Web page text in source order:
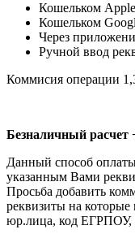
Кошельком
Кошельком
Через
Ручной ввод
Коммисия операции
Безналичный расчет
Данный способ
указанным Вами
Просьба добавить
реквизиты на которые
юр.лица, код ЕГРПОУ,